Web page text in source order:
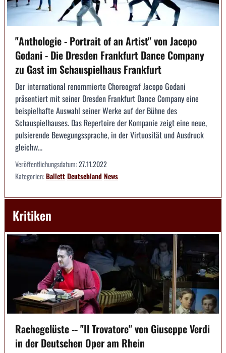
"Anthologie - Portrait of an Artist" von Jacopo
Godani - Die Dresden Frankfurt Dance Company
zu Gast im Schauspielhaus Frankfurt
Der international renommierte Choreograf Jacopo Godani
präsentiert mit seiner Dresden Frankfurt Dance Company eine
beispielhafte Auswahl seiner Werke auf der Bühne des
Schauspielhauses. Das Repertoire der Kompanie zeigt eine neue,
pulsierende Bewegungssprache, in der Virtuosität und Ausdruck
gleichw...
Veröffentlichungsdatum:27.11.2022
Kategorien:BallettDeutschlandNews
Kritiken
Rachegelüste -- "Il Trovatore" von Giuseppe Verdi
in der Deutschen Oper am Rhein